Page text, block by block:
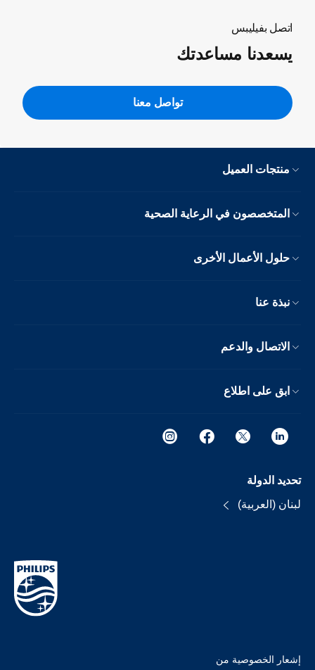
اتصل بفيليبس
يسعدنا مساعدتك
تواصل معنا
منتجات العميل
المتخصصون في الرعاية الصحية
حلول الأعمال الأخرى
نبذة عنا
الاتصال والدعم
ابق على اطلاع
تحديد الدولة
لبنان (العربية)
إشعار الخصوصية من